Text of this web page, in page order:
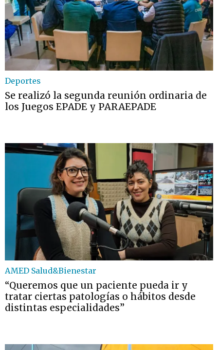
Deportes
Se realizó la segunda reunión ordinaria de
los Juegos EPADE y PARAEPADE
AMED Salud&Bienestar
“Queremos que un paciente pueda ir y
tratar ciertas patologías o hábitos desde
distintas especialidades”